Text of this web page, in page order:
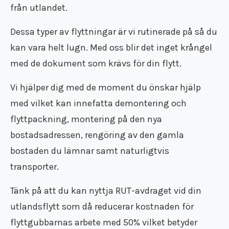
Flyttfirma Mariefred
Flyttfirma Nora
Flyttfirma Norberg
Flyttfirma Nässjö
Flyttfirma Oxelösund
Flyttfirma Sala
Flyttfirma Saltsjöbaden
Flyttfirma Stockholm Tyskland
Flyttfirma Sverige
Flyttfirma Tranås
Flyttfirma Trosa
från utlandet.
Dessa typer av flyttningar är vi rutinerade på så du
kan vara helt lugn. Med oss blir det inget krångel
med de dokument som krävs för din flytt.
Vi hjälper dig med de moment du önskar hjälp
med vilket kan innefatta demontering och
flyttpackning, montering på den nya
bostadsadressen, rengöring av den gamla
bostaden du lämnar samt naturligtvis
transporter.
Tänk på att du kan nyttja RUT-avdraget vid din
utlandsflytt som då reducerar kostnaden för
flyttgubbarnas arbete med 50% vilket betyder